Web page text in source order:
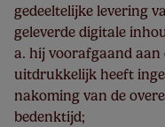
gedeeltelijke levering
geleverde digitale
a. hij voorafgaand
uitdrukkelijk heeft
nakoming van de
bedenktijd;